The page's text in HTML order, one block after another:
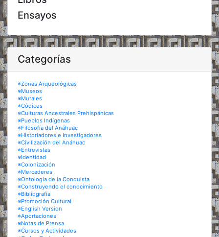
Ensayos
Categorías
※Zonas Arqueológicas
※Museos
※Murales
※Códices
※Culturas Ancestrales Prehispánicas
※Pueblos Indígenas
※Filosofía del Anáhuac
※Historiadores e Investigadores
※Civilización del Anáhuac
※Entrevistas
※Identidad
※Colonización
※Mercaderes
※Ontología de la Conquista
※Construyendo el conocimiento
※Bibliografía
※Promoción Cultural
※English Version
※Aportaciones
※Notas de Prensa
※Cursos y Actividades